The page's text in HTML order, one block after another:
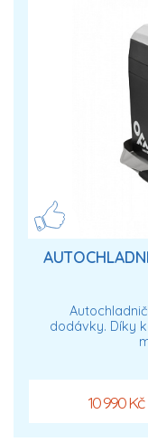
dodávky. Díky
10 990 Kč